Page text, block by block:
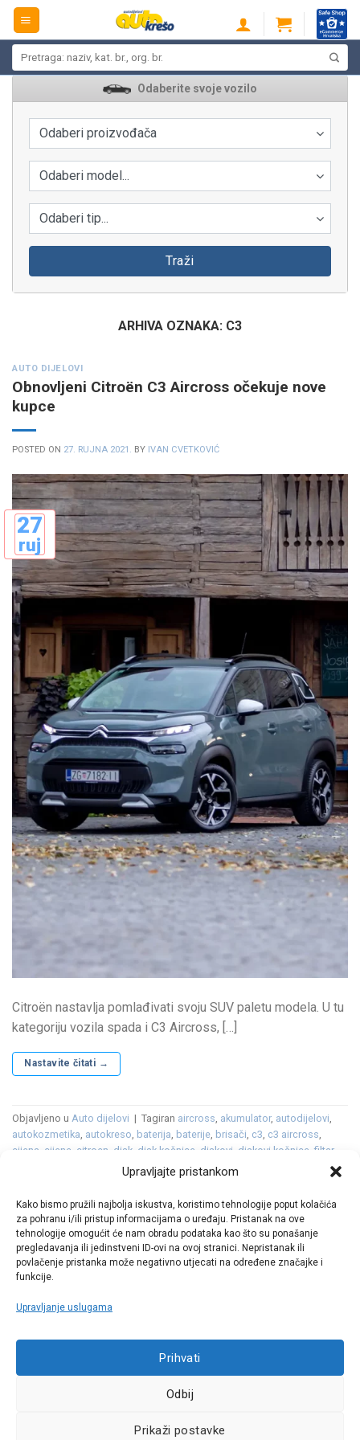
Upravljajte pristankom
Kako bismo pružili najbolja iskustva, koristimo tehnologije poput kolačića
za pohranu i/ili pristup informacijama o uređaju. Pristanak na ove
tehnologije omogućit će nam obradu podataka kao što su ponašanje
pregledavanja ili jedinstveni ID-ovi na ovoj stranici. Nepristanak ili
povlačenje pristanka može negativno utjecati na određene značajke i
funkcije.
Upravljanje uslugama
Prihvati
Odbij
Prikaži postavke
Skip
content
Odaberite svoje vozilo
Odaberi proizvođača
Odaberi model...
Odaberi tip...
Traži
ARHIVA OZNAKA: C3
AUTO DIJELOVI
Obnovljeni Citroën C3 Aircross očekuje nove
kupce
POSTED ON 27. RUJNA 2021. BY IVAN CVETKOVIĆ
27
ruj
Citroën nastavlja pomlađivati svoju SUV paletu modela. U tu
kategoriju vozila spada i C3 Aircross, […]
Nastavite čitati →
Objavljeno u Auto dijelovi | Tagiran aircross, akumulator, autodijelovi,
autokozmetika, autokreso, baterija, baterije, brisači, c3, c3 aircross,
cijena cijene citroen disk disk kočnice diskovi diskovi kočnice ,filtar,
filter kabine, filter ulja,filter zraka filtri,
kozmetika
,metlice ,metlice brisača ,oprema platneni tepisi pločice
premijera,svjećice,svjetla,tekstilni tepisi,tepih ,tepisi,ulja, ulje,
vjetrobransko,vjetrobransko staklo Ostavite komentar
Call centar
+38513030300